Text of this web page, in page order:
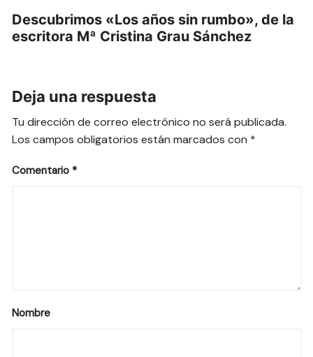
Descubrimos «Los años sin rumbo», de la
escritora Mª Cristina Grau Sánchez
Deja una respuesta
Tu dirección de correo electrónico no será publicada.
Los campos obligatorios están marcados con *
Comentario *
Nombre